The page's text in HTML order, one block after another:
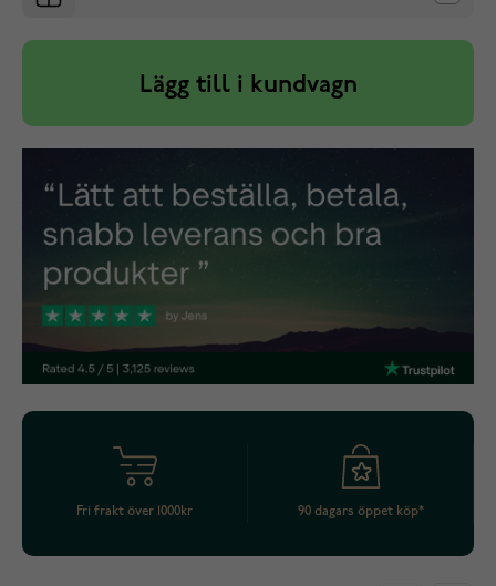
Lägg till i kundvagn
Fri frakt över 1000kr 90 dagars öppet köp*